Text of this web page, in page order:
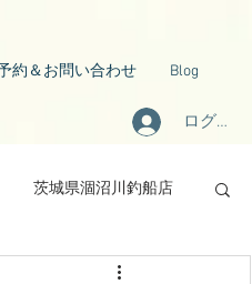
約＆お問い合わせ Blog
ログイン
茨城県涸沼川釣船店